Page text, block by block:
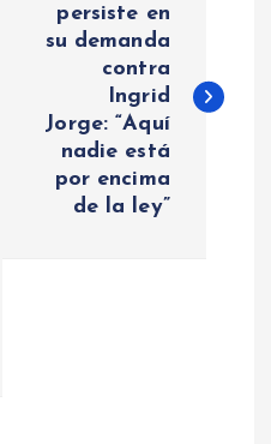
persiste en
su demanda
contra
Ingrid
Jorge: “Aquí
nadie está
por encima
de la ley”